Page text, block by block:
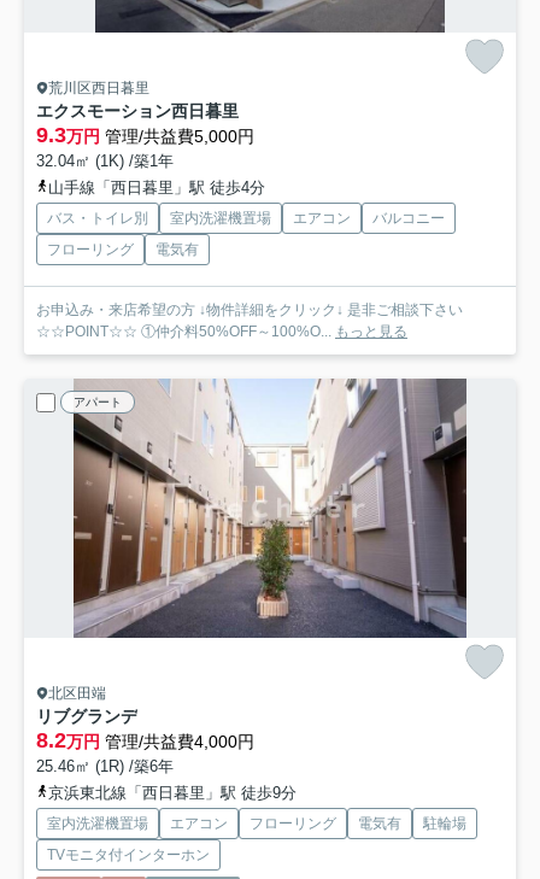
荒川区西日暮里
エクスモーション西日暮里
9.3万円 管理/共益費5,000円
32.04㎡ (1K) /築1年
山手線「西日暮里」駅 徒歩4分
バス・トイレ別 室内洗濯機置場 エアコン
バルコニー
フローリング
電気有
お申込み・来店希望の方 ↓物件詳細をクリック↓ 是非ご相談下さい
☆☆POINT☆☆ ①仲介料50%OFF～100%O... もっと見る
アパート
北区田端
リブグランデ
8.2万円 管理/共益費4,000円
25.46㎡ (1R) /築6年
京浜東北線「西日暮里」駅 徒歩9分
室内洗濯機置場 エアコン フローリング 電気有
駐輪場
TVモニタ付インターホン